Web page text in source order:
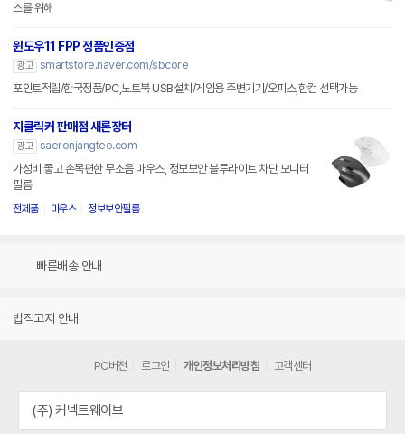
스를 위해
윈도우11 FPP 정품인증점
광고 smartstore.naver.com/sbcore
포인트적립/한국정품/PC,노트북 USB설치/게임용 주변기기/오피스,한컴 선택가능
지클릭커 판매점 새론장터
광고 saeronjangteo.com
가성비 좋고 손목편한 무소음 마우스, 정보보안 블루라이트 차단 모니터
필름
전제품 마우스 정보보안필름
빠른배송 안내
법적고지 안내
PC버전 로그인 개인정보처리방침 고객센터
(주) 커넥트웨이브